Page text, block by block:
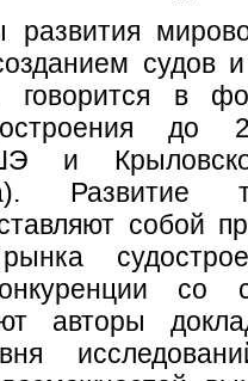
судов
говорится в
до
и
Развитие
собой
со
авторы